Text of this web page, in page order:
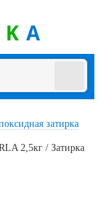
K A
затирка
2,5кг / Затирка